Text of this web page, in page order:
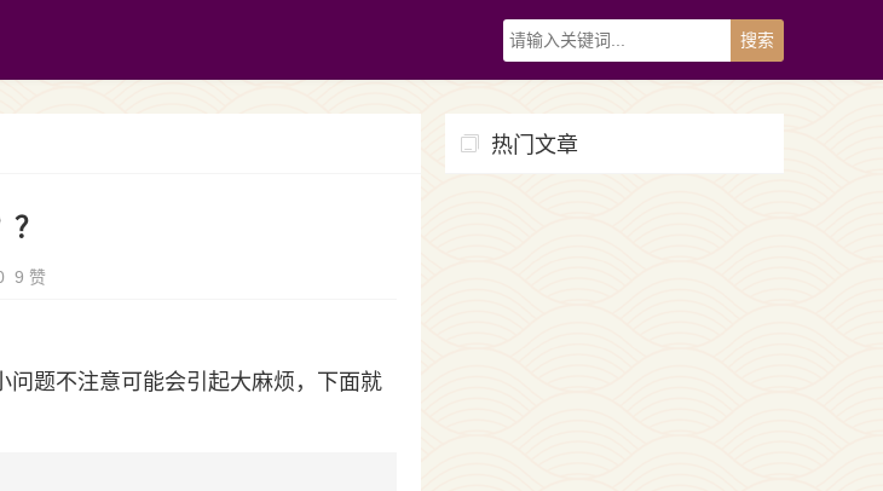
9 赞
题不注意可能会引起大麻烦，下面就
热门文章